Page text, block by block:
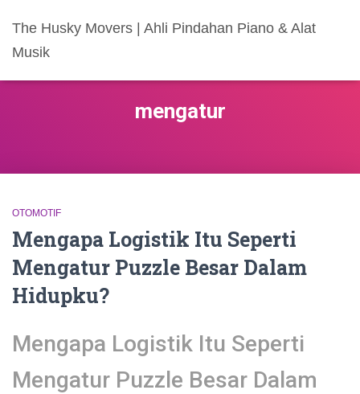
The Husky Movers | Ahli Pindahan Piano & Alat
Musik
mengatur
OTOMOTIF
Mengapa Logistik Itu Seperti
Mengatur Puzzle Besar Dalam
Hidupku?
Mengapa Logistik Itu Seperti
Mengatur Puzzle Besar Dalam